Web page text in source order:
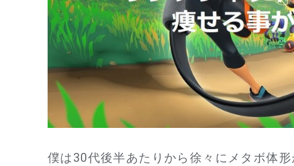
僕は30代後半あたりから徐々にメタボ体